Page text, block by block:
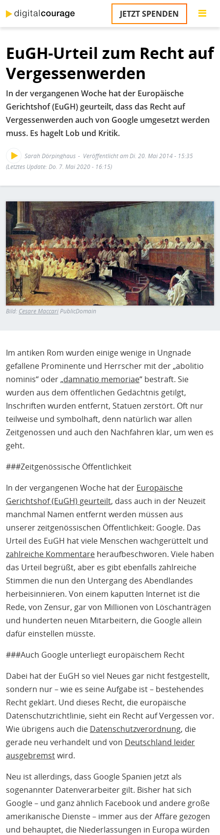
zum
Inhalt
JETZT SPENDEN
EuGH-Urteil zum Recht auf
Vergessenwerden
In der vergangenen Woche hat der Europäische
Gerichtshof (EuGH) geurteilt, dass das Recht auf
Vergessenwerden auch von Google umgesetzt werden
muss. Es hagelt Lob und Kritik.
Sarah Dörpinghaus
Veröffentlicht am Di. 20. Mai 2014 - 15:35
(Letztes Update: Do. 7. Mai 2020 - 16:15)
Bild
Bild: Cesare MaccariPublicDomain
Im antiken Rom wurden einige wenige in Ungnade
gefallene Prominente und Herrscher mit der „abolitio
nominis“ oder „damnatio memoriae“ bestraft. Sie
wurden aus dem öffentlichen Gedächtnis getilgt,
Inschriften wurden entfernt, Statuen zerstört. Oft nur
teilweise und symbolhaft, denn natürlich war allen
Zeitgenossen und auch den Nachfahren klar, um wen es
geht.
###Zeitgenössische Öffentlichkeit
In der vergangenen Woche hat der Europäische
Gerichtshof (EuGH) geurteilt, dass auch in der Neuzeit
manchmal Namen entfernt werden müssen aus
unserer zeitgenössischen Öffentlichkeit: Google. Das
Urteil des EuGH hat viele Menschen wachgerüttelt und
zahlreiche Kommentare heraufbeschworen. Viele haben
das Urteil begrüßt, aber es gibt ebenfalls zahlreiche
Stimmen die nun den Untergang des Abendlandes
herbeisinnieren. Von einem kaputten Internet ist die
Rede, von Zensur, gar von Millionen von Löschanträgen
und hunderten neuen Mitarbeitern, die Google allein
dafür einstellen müsste.
###Auch Google unterliegt europäischem Recht
Dabei hat der EuGH so viel Neues gar nicht festgestellt,
sondern nur – wie es seine Aufgabe ist – bestehendes
Recht geklärt. Und dieses Recht, die europäische
Datenschutzrichtlinie, sieht ein Recht auf Vergessen vor.
Wie übrigens auch die Datenschutzverordnung, die
gerade neu verhandelt und von Deutschland leider
ausgebremstwird.
Neu ist allerdings, dass Google Spanien jetzt als
sogenannter Datenverarbeiter gilt. Bisher hat sich
Google – und ganz ähnlich Facebook und andere große
amerikanische Dienste – immer aus der Affäre gezogen
und behauptet, die Niederlassungen in Europa würden